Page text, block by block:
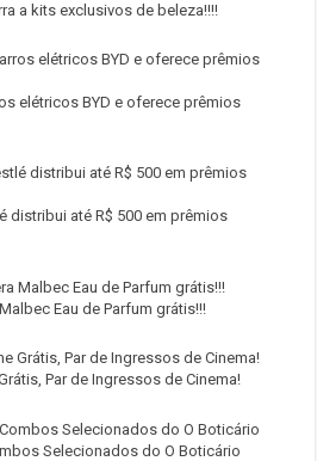
a kits exclusivos de beleza!!!!
elétricos BYD e oferece prêmios
distribui até R$ 500 em prêmios
Eau de Parfum grátis!!!
Par de Ingressos de Cinema!
Selecionados do O Boticário